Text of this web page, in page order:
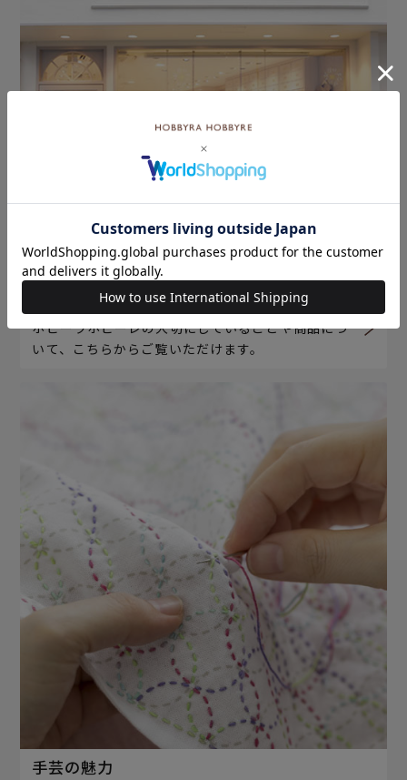
ホビーラホビーレについて
ホビーラホビーレの大切にしていることや商品につ
いて、こちらからご覧いただけます。
手芸の魅力